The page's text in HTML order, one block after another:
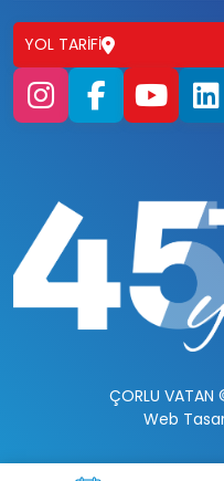
YOL TARIFI
ÇORLU VATAN
Web